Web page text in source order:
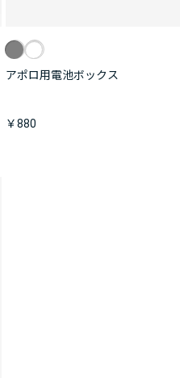
アポロ用電池ボックス
￥880